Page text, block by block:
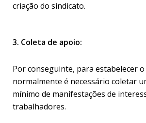
criação do sindicato.
3. Coleta de apoio:
Por conseguinte, para estabelecer
normalmente é necessário coletar
mínimo de manifestações de
trabalhadores.